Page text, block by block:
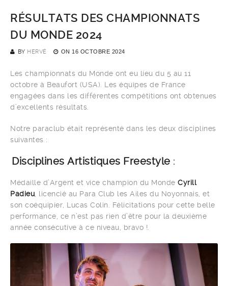
RÉSULTATS DES CHAMPIONNATS
DU MONDE 2024
BY HERVÉ ON 16 OCTOBRE 2024
Les championnats du Monde ont eu lieu du 5 au 11
octobre à Beaufort (USA). Les équipes de France
engagées dans les différentes compétitions ont obtenues
d’excellents résultats.
Notre paraclub était représenté dans les deux disciplines
suivantes :
Disciplines Artistiques Freestyle :
Médaille d’Argent et vice champion du Monde Cyrill
Padieu , licencié au Para Club les Ailes du Noyonnais, et
son coéquipier, Lucas Colin. Félicitations pour cette belle
performance, ce n’est pas rien d’être pour la deuxième
année consécutive à ce niveau, bravo !.